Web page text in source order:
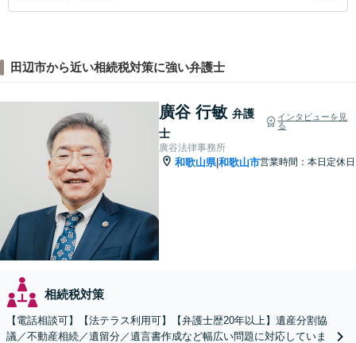
田辺市から近い相続税対策に強い弁護士
廣谷 行敏 弁護
士
インタビューを見
る
廣谷法律事務所
和歌山県|和歌山市営業時間：本日定休日
相続税対策
【電話相談可】【法テラス利用可】【弁護士歴20年以上】遺産分割協
議／不動産相続／遺留分／遺言書作成など幅広い問題に対応していま